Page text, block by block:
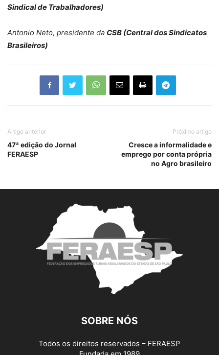
Sindical de Trabalhadores)
Antonio Neto, presidente da CSB (Central dos Sindicatos
Brasileiros)
Artigo anterior
47ª edição do Jornal
FERAESP
Próximo artigo
Cresce a informalidade e
emprego por conta própria
no Agro brasileiro
SOBRE NÓS
Todos os direitos reservados – FERAESP